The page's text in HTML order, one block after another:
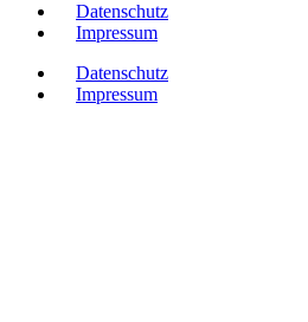
Datenschutz
Impressum
Datenschutz
Impressum